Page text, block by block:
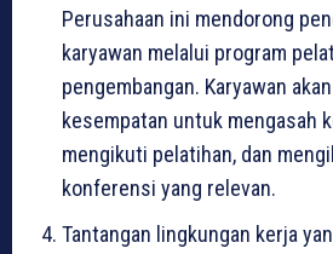
Perusahaan ini mendorong
karyawan melalui program
pengembangan. Karyawan
kesempatan untuk mengasah
mengikuti pelatihan, dan
konferensi yang relevan.
Tantangan lingkungan kerja